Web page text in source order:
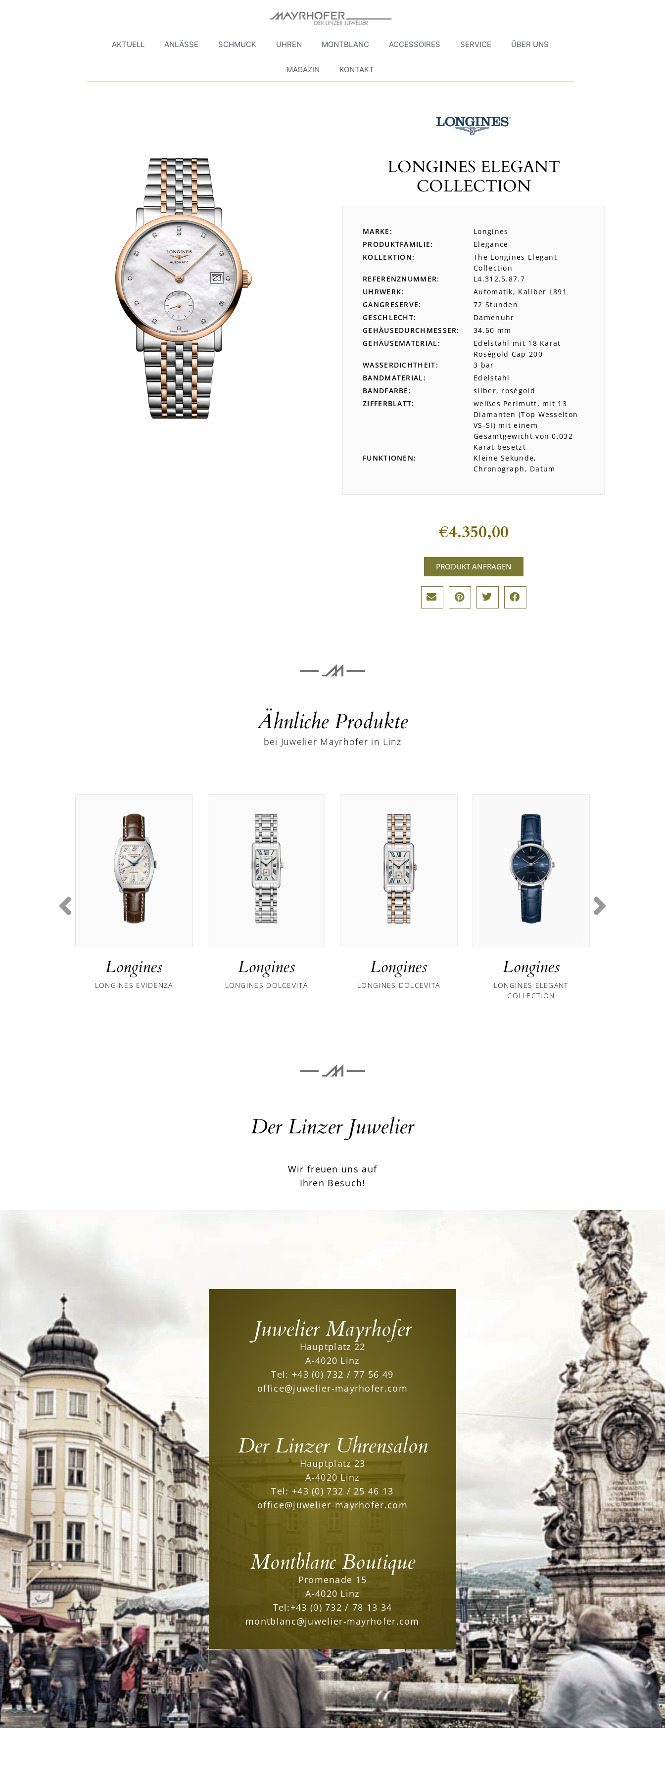
AKTUELL ANLÄSSE SCHMUCK UHREN MONTBLANC ACCESSOIRES SERVICE ÜBER UNS
MAGAZIN KONTAKT
LONGINES ELEGANT
COLLECTION
MARKE
Longines
PRODUKTFAMILIE
Elegance
KOLLEKTION
The Longines Elegant
Collection
REFERENZNUMMER
L4.312.5.87.7
UHRWERK
Automatik, Kaliber L891
GANGRESERVE
72 Stunden
GESCHLECHT
Damenuhr
GEHÄUSEDURCHMESSER
34.50 mm
GEHÄUSEMATERIAL
Edelstahl mit 18 Karat
Roségold Cap 200
WASSERDICHTHEIT
3 bar
BANDMATERIAL
Edelstahl
BANDFARBE
silber, roségold
ZIFFERBLATT
weißes Perlmutt, mit 13
Diamanten (Top Wesselton
VS-SI) mit einem
Gesamtgewicht von 0.032
Karat besetzt
FUNKTIONEN
Kleine Sekunde,
Chronograph, Datum
€4.350,00
PRODUKT ANFRAGEN
Ähnliche Produkte
bei Juwelier Mayrhofer in Linz
Longines
LONGINES EVIDENZA
Longines
LONGINES DOLCEVITA
Longines
LONGINES DOLCEVITA
Longines
LONGINES ELEGANT
COLLECTION
Der Linzer Juwelier
Wir freuen uns auf
Ihren Besuch!
Juwelier Mayrhofer
Hauptplatz 22
A-4020 Linz
Tel: +43 (0) 732 / 77 56 49
office@juwelier-mayrhofer.com
Der Linzer Uhrensalon
Hauptplatz 23
A-4020 Linz
Tel: +43 (0) 732 / 25 46 13
office@juwelier-mayrhofer.com
Montblanc Boutique
Promenade 15
A-4020 Linz
Tel:+43 (0) 732 / 78 13 34
montblanc@juwelier-mayrhofer.com